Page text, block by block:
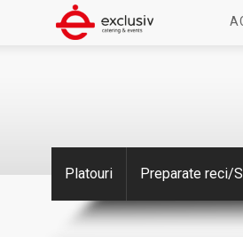
Platouri Preparate reci/